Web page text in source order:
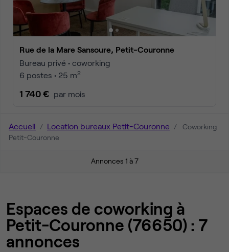
Rue de la Mare Sansoure, Petit-Couronne
Bureau privé • coworking
6 postes • 25 m2
1 740 € par mois
Accueil Location bureaux Petit-Couronne
Coworking
Petit-Couronne
Annonces 1 à 7
Espaces de coworking à
Petit-Couronne (76650) : 7
annonces